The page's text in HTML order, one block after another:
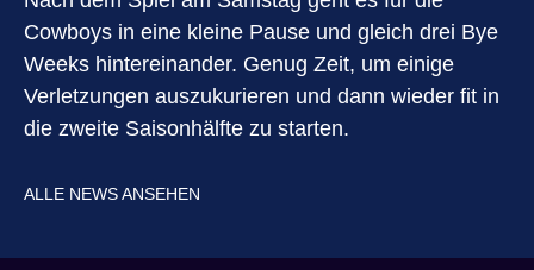
Cowboys in eine kleine Pause und gleich drei Bye
Weeks hintereinander. Genug Zeit, um einige
Verletzungen auszukurieren und dann wieder fit in
die zweite Saisonhälfte zu starten.
ALLE NEWS ANSEHEN